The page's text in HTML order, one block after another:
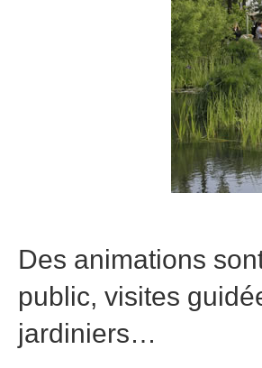
Des animations
public, visites
jardiniers…